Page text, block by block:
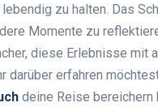
lebendig zu halten. Das
Momente zu
diese Erlebnisse mit
darüber erfahren
deine Reise bereichern